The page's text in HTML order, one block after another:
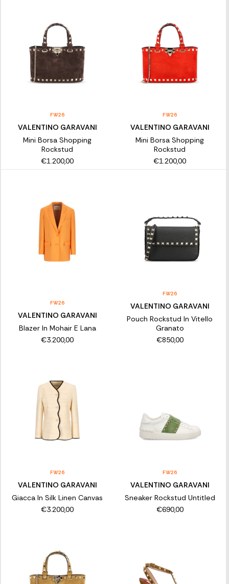
FW26
VALENTINO GARAVANI
Mini Borsa Shopping
Rockstud
€1.200,00
FW26
VALENTINO GARAVANI
Mini Borsa Shopping
Rockstud
€1.200,00
FW26
VALENTINO GARAVANI
Blazer In Mohair E Lana
€3.200,00
FW26
VALENTINO GARAVANI
Pouch Rockstud In Vitello
Granato
€850,00
FW26
VALENTINO GARAVANI
Giacca In Silk Linen Canvas
€3.200,00
FW26
VALENTINO GARAVANI
Sneaker Rockstud Untitled
€690,00